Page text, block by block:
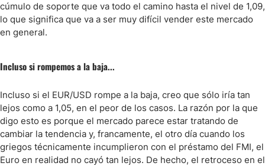
cúmulo de soporte que va todo el camino hasta el nivel de 1,09,
lo que significa que va a ser muy difícil vender este mercado
en general.
Incluso si rompemos a la baja...
Incluso si el EUR/USD rompe a la baja, creo que sólo iría tan
lejos como a 1,05, en el peor de los casos. La razón por la que
digo esto es porque el mercado parece estar tratando de
cambiar la tendencia y, francamente, el otro día cuando los
griegos técnicamente incumplieron con el préstamo del FMI, el
Euro en realidad no cayó tan lejos. De hecho, el retroceso en el